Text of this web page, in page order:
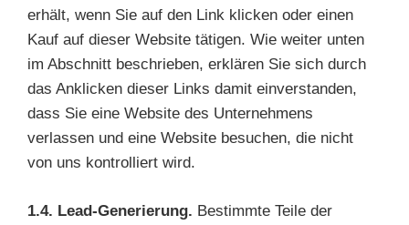
erhält, wenn Sie auf den Link klicken oder einen
Kauf auf dieser Website tätigen. Wie weiter unten
im Abschnitt beschrieben, erklären Sie sich durch
das Anklicken dieser Links damit einverstanden,
dass Sie eine Website des Unternehmens
verlassen und eine Website besuchen, die nicht
von uns kontrolliert wird.
1.4. Lead-Generierung. Bestimmte Teile der